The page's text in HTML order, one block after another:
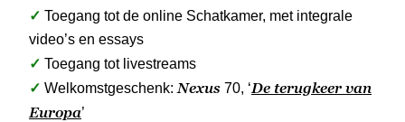
✓ Toegang tot de online Schatkamer, met integrale
video’s en essays
✓ Toegang tot livestreams
✓ Welkomstgeschenk: Nexus 70, ‘De terugkeer van
Europa’